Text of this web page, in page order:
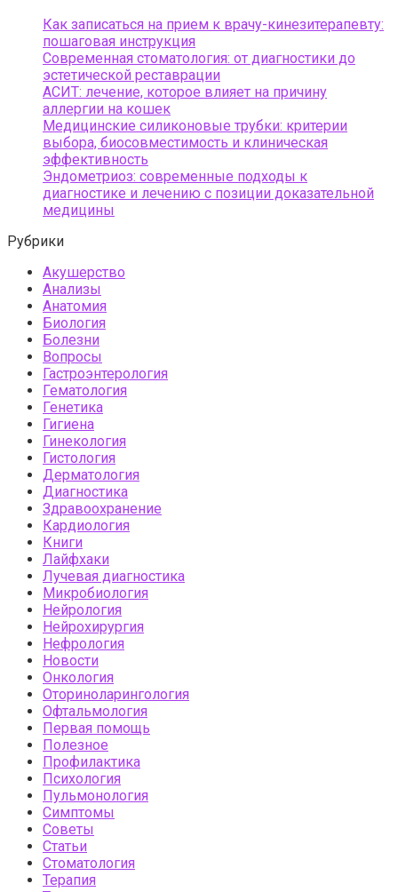
Как записаться на прием к врачу-кинезитерапевту:
пошаговая инструкция
Современная стоматология: от диагностики до
эстетической реставрации
АСИТ: лечение, которое влияет на причину
аллергии на кошек
Медицинские силиконовые трубки: критерии
выбора, биосовместимость и клиническая
эффективность
Эндометриоз: современные подходы к
диагностике и лечению с позиции доказательной
медицины
Рубрики
Акушерство
Анализы
Анатомия
Биология
Болезни
Вопросы
Гастроэнтерология
Гематология
Генетика
Гигиена
Гинекология
Гистология
Дерматология
Диагностика
Здравоохранение
Кардиология
Книги
Лайфхаки
Лучевая диагностика
Микробиология
Нейрология
Нейрохирургия
Нефрология
Новости
Онкология
Оториноларингология
Офтальмология
Первая помощь
Полезное
Профилактика
Психология
Пульмонология
Симптомы
Советы
Статьи
Стоматология
Терапия